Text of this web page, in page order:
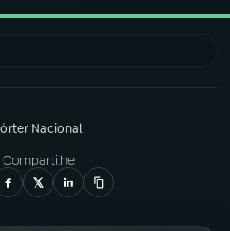
Nacional
Compartilhe